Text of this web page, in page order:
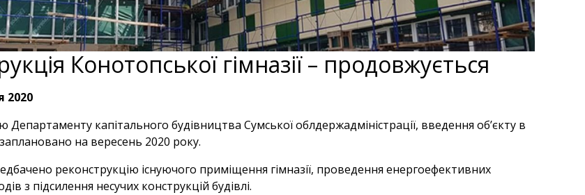
Конотопської гімназії – продовжується
2020
Департаменту капітального будівництва Сумської облдержадміністрації, введення об’єкту в
на вересень 2020 року.
реконструкцію існуючого приміщення гімназії, проведення енергоефективних
з підсилення несучих конструкцій будівлі.